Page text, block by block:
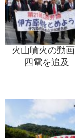
火山噴火の動
四電を